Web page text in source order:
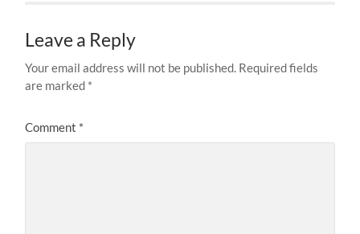
Leave a Reply
Your email address will not be published. Required fields
are marked *
Comment *